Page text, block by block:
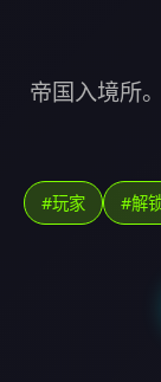
帝国入境所
#玩家 #解